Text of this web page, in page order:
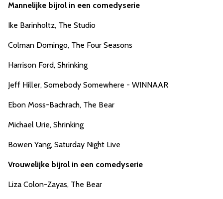
Mannelijke bijrol in een comedyserie
Ike Barinholtz, The Studio
Colman Domingo, The Four Seasons
Harrison Ford, Shrinking
Jeff Hiller, Somebody Somewhere - WINNAAR
Ebon Moss-Bachrach, The Bear
Michael Urie, Shrinking
Bowen Yang, Saturday Night Live
Vrouwelijke bijrol in een comedyserie
Liza Colon-Zayas, The Bear